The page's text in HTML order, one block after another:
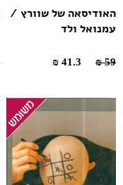
האודיסאה של שוורץ /
עמנואל ולד
59 ₪